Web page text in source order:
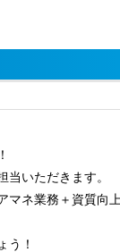
いただきます。
ネ業務＋資質向
う！